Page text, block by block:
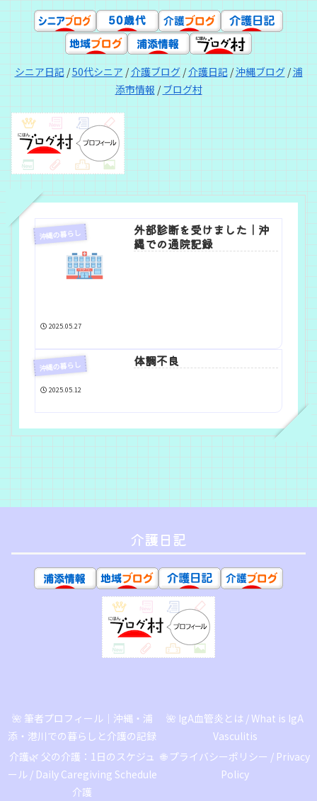
シニア日記/50代シニア /介護ブログ/介護日記/沖縄ブログ/浦
添市情報 /ブログ村
沖縄の暮らし
外部診断を受けました｜沖
縄での通院記録
2025.05.27
沖縄の暮らし 体調不良
2025.05.12
介護日記
🌺 筆者プロフィール｜沖縄・浦
添・港川での暮らしと介護の記録
🌺 IgA血管炎とは / What is IgA
Vasculitis
介護🌿 父の介護：1日のスケジュ
ール / Daily Caregiving Schedule
介護
🌐 プライバシーポリシー / Privacy
Policy